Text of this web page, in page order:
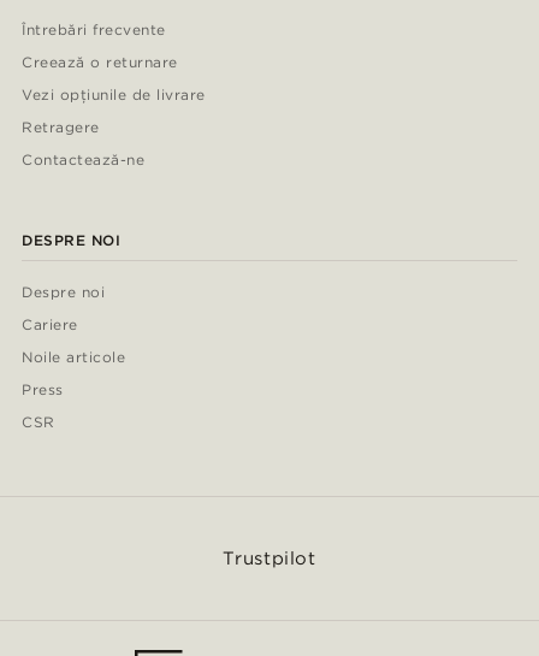
Întrebări frecvente
Creează o returnare
Vezi opțiunile de livrare
Retragere
Contactează-ne
DESPRE NOI
Despre noi
Cariere
Noile articole
Press
CSR
Trustpilot